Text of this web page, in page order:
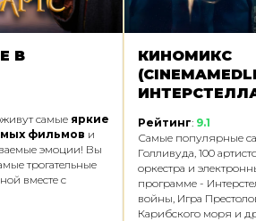
В
самые яркие
фильмов и
эмоции! Вы
трогательные
вместе с
КИНОМИКС
Рейтинг: 9.1
Самые популярные
Голливуда, 100
оркестра и
программе -
войны, Игра
Карибского моря и